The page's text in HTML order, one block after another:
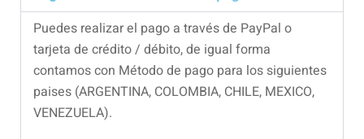
Puedes realizar el pago a través de PayPal o
tarjeta de crédito / débito, de igual forma
contamos con Método de pago para los siguientes
paises (ARGENTINA, COLOMBIA, CHILE, MEXICO,
VENEZUELA).